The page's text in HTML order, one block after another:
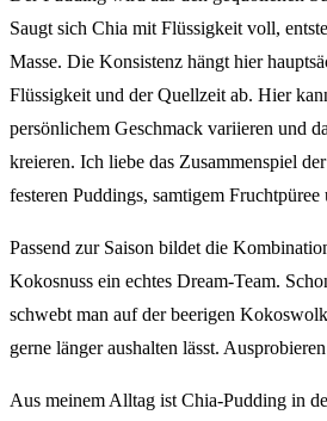
Saugt sich Chia mit Flüssigkeit voll,
Masse. Die Konsistenz hängt hier
Flüssigkeit und der Quellzeit ab. Hier
persönlichem Geschmack variieren und
kreieren. Ich liebe das Zusammenspiel
festeren Puddings, samtigem
Passend zur Saison bildet die
Kokosnuss ein echtes Dream-Team.
schwebt man auf der beerigen
gerne länger aushalten lässt.
Aus meinem Alltag ist Chia-Pudding in